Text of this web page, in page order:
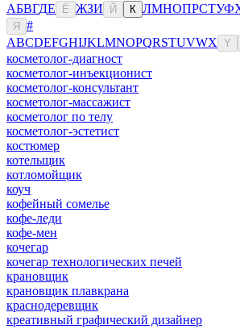
АБВГДЕ Ё ЖЗИ Й К ЛМНОПРСТУФ
Я
#
ABCDEFGHIJKLMNOPQRSTUVWX Y
косметолог-диагност
косметолог-инъекционист
косметолог-консультант
косметолог-массажист
косметолог по телу
косметолог-эстетист
костюмер
котельщик
котломойщик
коуч
кофейный сомелье
кофе-леди
кофе-мен
кочегар
кочегар технологических печей
крановщик
крановщик плавкрана
краснодеревщик
креативный графический дизайнер